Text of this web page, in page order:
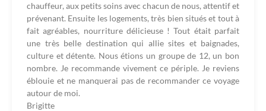
chauffeur, aux petits soins avec chacun de nous, attentif et
prévenant. Ensuite les logements, très bien situés et tout à
fait agréables, nourriture délicieuse ! Tout était parfait
une très belle destination qui allie sites et baignades,
culture et détente. Nous étions un groupe de 12, un bon
nombre. Je recommande vivement ce périple. Je reviens
éblouie et ne manquerai pas de recommander ce voyage
autour de moi.
Brigitte